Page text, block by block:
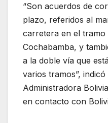
“Son acuerdos de
plazo, referidos al
carretera en el tramo
Cochabamba, y
a la doble vía que
varios tramos”,
Administradora
en contacto con